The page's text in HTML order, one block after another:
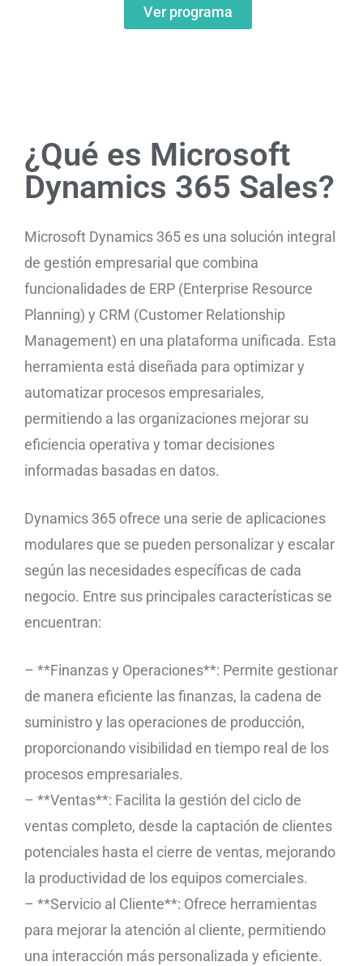
Ver programa
¿Qué es Microsoft
Dynamics 365 Sales?
Microsoft Dynamics 365 es una solución integral
de gestión empresarial que combina
funcionalidades de ERP (Enterprise Resource
Planning) y CRM (Customer Relationship
Management) en una plataforma unificada. Esta
herramienta está diseñada para optimizar y
automatizar procesos empresariales,
permitiendo a las organizaciones mejorar su
eficiencia operativa y tomar decisiones
informadas basadas en datos.
Dynamics 365 ofrece una serie de aplicaciones
modulares que se pueden personalizar y escalar
según las necesidades específicas de cada
negocio. Entre sus principales características se
encuentran:
– **Finanzas y Operaciones**: Permite gestionar
de manera eficiente las finanzas, la cadena de
suministro y las operaciones de producción,
proporcionando visibilidad en tiempo real de los
procesos empresariales.
– **Ventas**: Facilita la gestión del ciclo de
ventas completo, desde la captación de clientes
potenciales hasta el cierre de ventas, mejorando
la productividad de los equipos comerciales.
– **Servicio al Cliente**: Ofrece herramientas
para mejorar la atención al cliente, permitiendo
una interacción más personalizada y eficiente.